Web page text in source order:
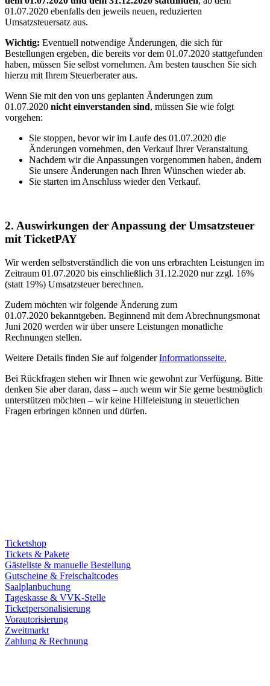
01.07.2020 ebenfalls den jeweils neuen, reduzierten
Umsatzsteuersatz aus.
Wichtig: Eventuell notwendige Änderungen, die sich für
Bestellungen ergeben, die bereits vor dem 01.07.2020 stattgefunden
haben, müssen Sie selbst vornehmen. Am besten tauschen Sie sich
hierzu mit Ihrem Steuerberater aus.
Wenn Sie mit den von uns geplanten Änderungen zum
01.07.2020 nicht einverstanden sind, müssen Sie wie folgt
vorgehen:
Sie stoppen, bevor wir im Laufe des 01.07.2020 die
Änderungen vornehmen, den Verkauf Ihrer Veranstaltung
Nachdem wir die Anpassungen vorgenommen haben, ändern
Sie unsere Änderungen nach Ihren Wünschen wieder ab.
Sie starten im Anschluss wieder den Verkauf.
2. Auswirkungen der Anpassung der Umsatzsteuer
mit TicketPAY
Wir werden selbstverständlich die von uns erbrachten Leistungen im
Zeitraum 01.07.2020 bis einschließlich 31.12.2020 nur zzgl. 16%
(statt 19%) Umsatzsteuer berechnen.
Zudem möchten wir folgende Änderung zum
01.07.2020 bekanntgeben. Beginnend mit dem Abrechnungsmonat
Juni 2020 werden wir über unsere Leistungen monatliche
Rechnungen stellen.
Weitere Details finden Sie auf folgenderInformationsseite.
Bei Rückfragen stehen wir Ihnen wie gewohnt zur Verfügung. Bitte
denken Sie aber daran, dass – auch wenn wir Sie gerne bestmöglich
unterstützen möchten – wir keine Hilfeleistung in steuerlichen
Fragen erbringen können und dürfen.
Ticketshop
Tickets & Pakete
Gästeliste & manuelle Bestellung
Gutscheine & Freischaltcodes
Saalplanbuchung
Tageskasse & VVK-Stelle
Ticketpersonalisierung
Vorautorisierung
Zweitmarkt
Zahlung & Rechnung